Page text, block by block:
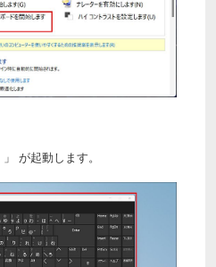
」 が起動します。